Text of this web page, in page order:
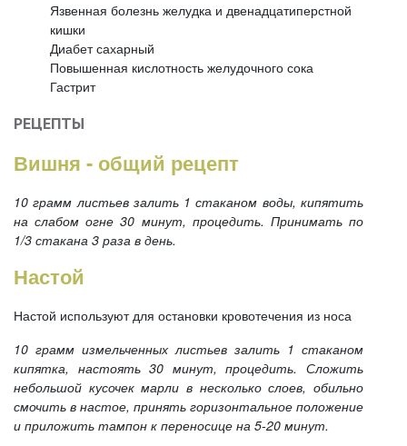
Язвенная болезнь желудка и двенадцатиперстной
кишки
Диабет сахарный
Повышенная кислотность желудочного сока
Гастрит
РЕЦЕПТЫ
Вишня - общий рецепт
10 грамм листьев залить 1 стаканом воды, кипятить
на слабом огне 30 минут, процедить. Принимать по
1/3 стакана 3 раза в день.
Настой
Настой используют для остановки кровотечения из носа
10 грамм измельченных листьев залить 1 стаканом
кипятка, настоять 30 минут, процедить. Сложить
небольшой кусочек марли в несколько слоев, обильно
смочить в настое, принять горизонтальное положение
и приложить тампон к переносице на 5-20 минут.